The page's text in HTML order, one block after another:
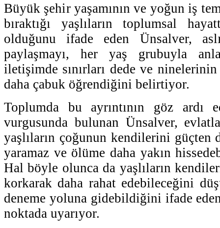
Büyük şehir yaşamının ve yoğun iş
bıraktığı yaşlıların toplumsal
olduğunu ifade eden Ünsalver,
paylaşmayı, her yaş grubuyla
iletişimde sınırları dede ve
daha çabuk öğrendiğini belirtiyor.
Toplumda bu ayrıntının göz ardı
vurgusunda bulunan Ünsalver,
yaşlıların çoğunun kendilerini güçten
yaramaz ve ölüme daha yakın
Hal böyle olunca da yaşlıların
korkarak daha rahat edebileceğini
deneme yoluna gidebildiğini ifade
noktada uyarıyor.